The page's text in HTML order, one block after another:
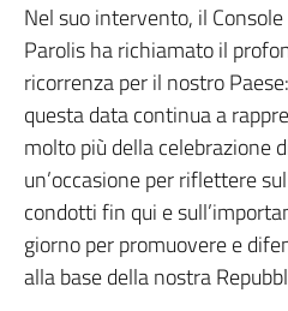
Nel suo intervento, il
Parolis ha richiamato il
ricorrenza per il nostro
questa data continua a
molto più della celebrazione
un’occasione per riflettere
condotti fin qui e
giorno per promuovere e
alla base della nostra